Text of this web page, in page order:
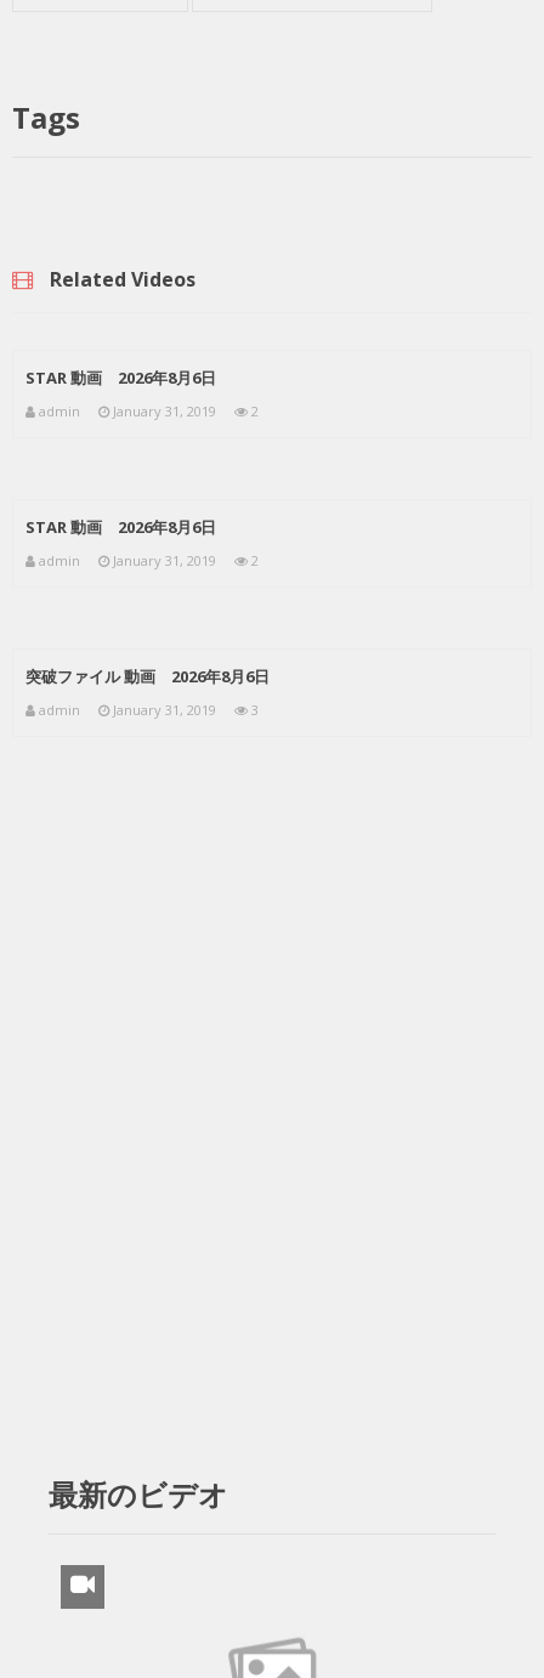
Tags
Related Videos
STAR 動画 2026年8月6日
admin January 31, 2019 2
STAR 動画 2026年8月6日
admin January 31, 2019 2
突破ファイル 動画 2026年8月6日
admin January 31, 2019 3
最新のビデオ